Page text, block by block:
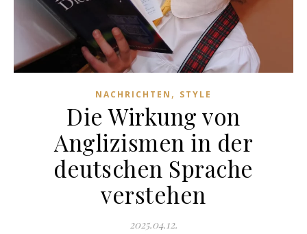
NACHRICHTEN , STYLE
Die Wirkung von
Anglizismen in der
deutschen Sprache
verstehen
2025.04.12.